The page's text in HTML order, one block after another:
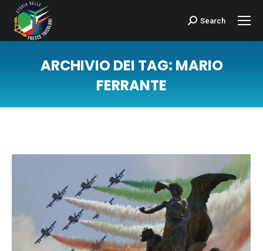
Cerca:Search
ARCHIVIO DEI TAG: MARIO
FERRANTE